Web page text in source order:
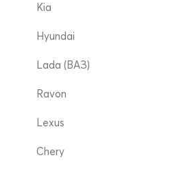
Kia
Hyundai
Lada (ВАЗ)
Ravon
Lexus
Chery